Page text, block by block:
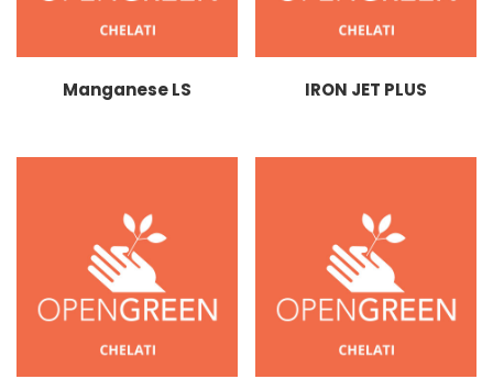
Manganese LS IRON JET PLUS